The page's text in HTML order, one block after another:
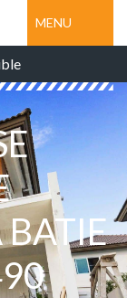
MENU
BATIE